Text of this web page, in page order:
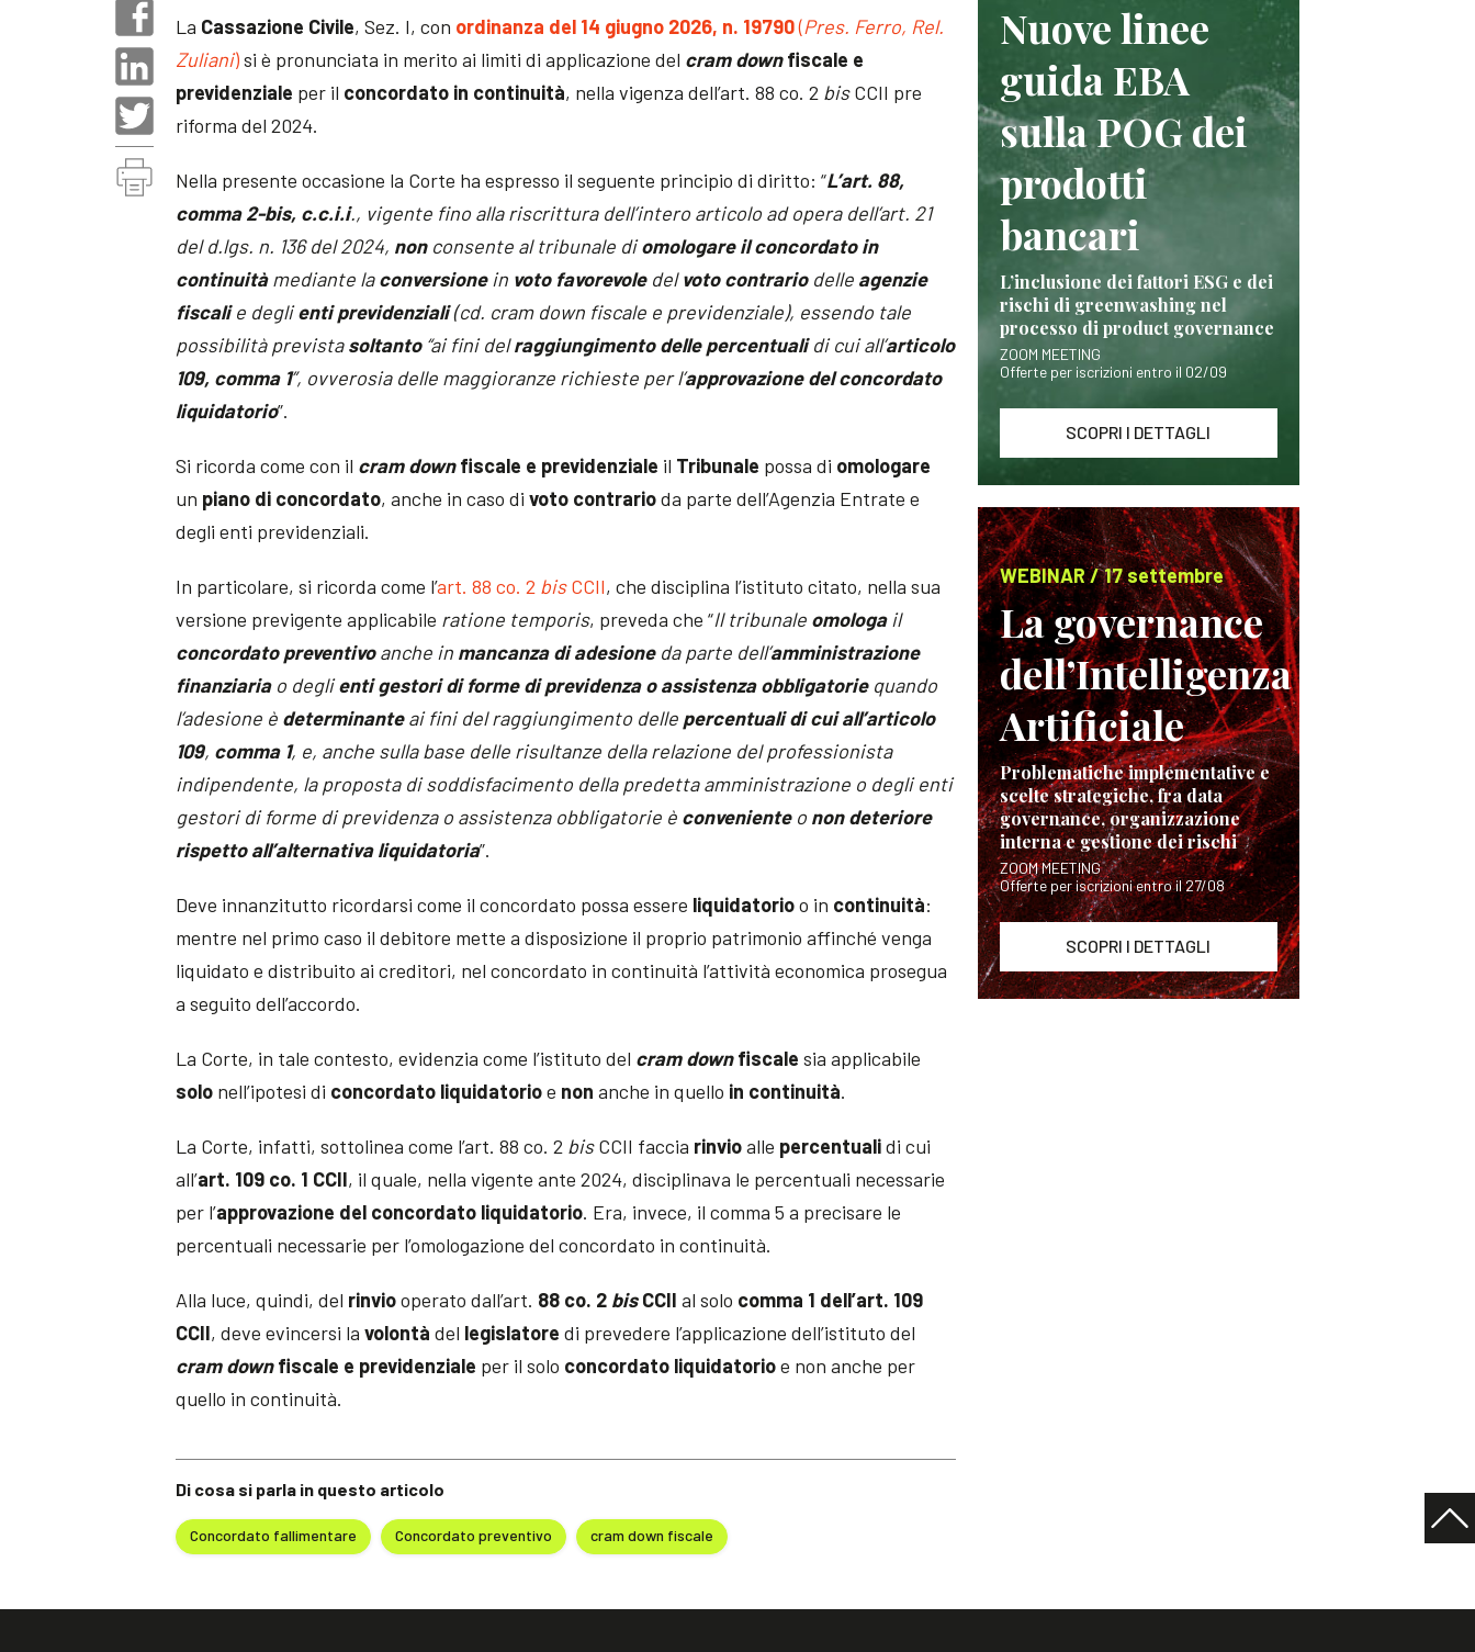
Di cosa si parla in questo articolo
Concordato fallimentare Concordato preventivo cram down fiscale
La Cassazione Civile, Sez. I, con ordinanza del 14 giugno 2026, n. 19790(Pres. Ferro, Rel.
Zuliani)si è pronunciata in merito ai limiti di applicazione del cram downfiscale e
previdenziale per il concordato in continuità, nella vigenza dell’art. 88 co. 2 bisCCII pre
riforma del 2024.
Nella presente occasione la Corte ha espresso il seguente principio di diritto: “L’art. 88,
comma 2-bis, c.c.i.i., vigente fino alla riscrittura dell’intero articolo ad opera dell’art. 21
del d.lgs. n. 136 del 2024, nonconsente al tribunale diomologare il concordato in
continuitàmediante laconversionein voto favorevoledelvoto contrariodelle agenzie
fiscalie deglienti previdenziali(cd. cram down fiscale e previdenziale), essendo tale
possibilità previstasoltanto“ai fini delraggiungimento delle percentualidi cui all’articolo
109, comma 1”, ovverosia delle maggioranze richieste per l’approvazione del concordato
liquidatorio”.
Si ricorda come con il cram downfiscale e previdenziale il Tribunale possa di omologare
un piano di concordato, anche in caso divoto contrarioda parte dell’Agenzia Entrate e
degli enti previdenziali.
In particolare, si ricorda come l’art. 88 co. 2 bisCCII, che disciplina l’istituto citato, nella sua
versione previgente applicabile ratione temporis, preveda che “Il tribunale omologail
concordato preventivoanche in mancanza di adesioneda parte dell’amministrazione
finanziariao deglienti gestori di forme di previdenza o assistenza obbligatoriequando
l’adesione è determinanteai fini del raggiungimento delle percentuali di cui all’articolo
109, comma 1, e, anche sulla base delle risultanze della relazione del professionista
indipendente, la proposta di soddisfacimento della predetta amministrazione o degli enti
gestori di forme di previdenza o assistenza obbligatorie è convenienteo non deteriore
rispetto all’alternativa liquidatoria”.
Deve innanzitutto ricordarsi come il concordato possa essere liquidatorioo in continuità:
mentre nel primo caso il debitore mette a disposizione il proprio patrimonio affinché venga
liquidato e distribuito ai creditori, nel concordato in continuità l’attività economica prosegua
a seguito dell’accordo.
La Corte, in tale contesto, evidenzia come l’istituto del cram downfiscale sia applicabile
solo nell’ipotesi di concordato liquidatorioe non anche in quello in continuità.
La Corte, infatti, sottolinea come l’art. 88 co. 2 bisCCII faccia rinvioalle percentualidi cui
all’art. 109 co. 1 CCII, il quale, nella vigente ante 2024, disciplinava le percentuali necessarie
per l’approvazione del concordato liquidatorio. Era, invece, il comma 5 a precisare le
percentuali necessarie per l’omologazione del concordato in continuità.
Alla luce, quindi, del rinviooperato dall’art. 88 co. 2 bisCCII al solo comma 1 dell’art. 109
CCII, deve evincersi lavolontà del legislatore di prevedere l’applicazione dell’istituto del
cram downfiscale e previdenziale per il solo concordato liquidatorioe non anche per
quello in continuità.
Nuove linee
guida EBA
sulla POG dei
prodotti
bancari
L’inclusione dei fattori ESG e dei
rischi di greenwashing nel
processo di product governance
ZOOM MEETING
Offerte per iscrizioni entro il 02/09
SCOPRI I DETTAGLI
WEBINAR / 17 settembre
La governance
dell’Intelligenza
Artificiale
Problematiche implementative e
scelte strategiche, fra data
governance, organizzazione
interna e gestione dei rischi
ZOOM MEETING
Offerte per iscrizioni entro il 27/08
SCOPRI I DETTAGLI